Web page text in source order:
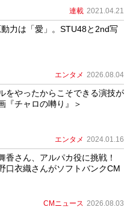
連載 2021.04.21
力は「愛」。STU48と2nd写
エンタメ 2026.08.04
をやったからこそできる演技が
『チャロの囀り』＞
エンタメ 2024.01.16
香さん、アルパカ役に挑戦！
口衣織さんがソフトバンクCM
CMニュース 2026.08.03